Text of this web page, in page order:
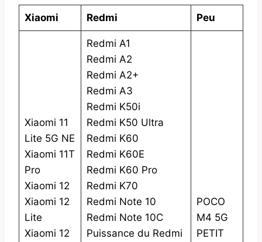
Xiaomi Redmi Peu
Xiaomi 11
Lite 5G NE
Xiaomi 11T
Pro
Xiaomi 12
Xiaomi 12
Lite
Xiaomi 12
Redmi A1
Redmi A2
Redmi A2+
Redmi A3
Redmi K50i
Redmi K50 Ultra
Redmi K60
Redmi K60E
Redmi K60 Pro
Redmi K70
Redmi Note 10
Redmi Note 10C
Puissance du Redmi
POCO
M4 5G
PETIT